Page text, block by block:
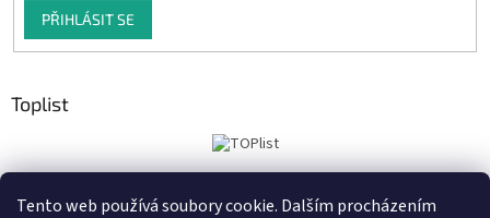
Tento web používá soubory cookie. Dalším procházením
PŘIHLÁSIT SE
Toplist
Tiskoteka.cz Krowki.cz Cedule-Cedulky.cz